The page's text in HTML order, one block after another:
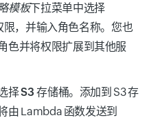
模板下拉菜单中选择
限，并输入角色名称。您也
色并将权限扩展到其他服
择S3 存储桶。添加到 S3 存
由 Lambda 函数发送到